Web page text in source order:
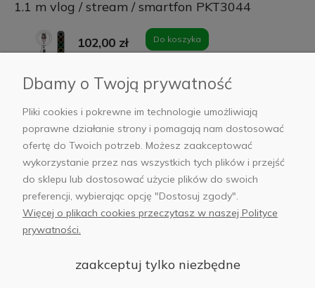
1.1 m vlog / stream / smartfon PKT3044
102,00 zł Do koszyka
Lampa pierścieniowa / statyw LED Puluz 20cm
z uchwytem na telefon PKT3073B
56,00 zł
Powiadom
o
dostępności
Uchwyty na telefon do samochodu
Dbamy o Twoją prywatność
Pliki cookies i pokrewne im technologie umożliwiają
poprawne działanie strony i pomagają nam dostosować
ofertę do Twoich potrzeb. Możesz zaakceptować
wykorzystanie przez nas wszystkich tych plików i przejść
do sklepu lub dostosować użycie plików do swoich
preferencji, wybierając opcję "Dostosuj zgody".
Więcej o plikach cookies przeczytasz w naszej Polityce
prywatności.
zaakceptuj tylko niezbędne